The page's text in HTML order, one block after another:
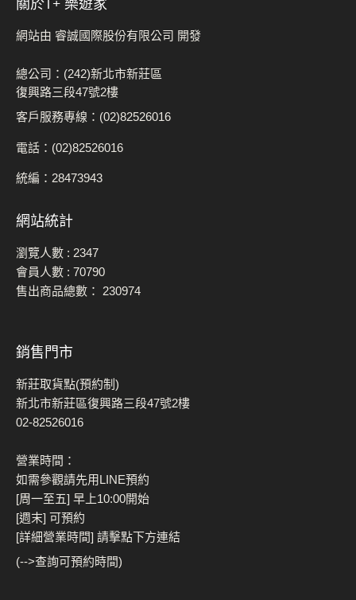
網站由 睿誠國際股份有限公司 開發
總公司：(242)新北市新莊區
復興路三段47號2樓
客戶服務專線：(02)82526016
電話：(02)82526016
統編：28473943
網站統計
瀏覽人數 : 2347
會員人數 : 70790
售出商品總數： 230974
銷售門市
新莊取貨點(預約制)
新北市新莊區復興路三段47號2樓
02-82526016
營業時間：
如需參觀請先用LINE預約
[周一至五] 早上10:00開始
[週末] 可預約
[詳細營業時間] 請擊點下方連結
(-->查詢可預約時間)